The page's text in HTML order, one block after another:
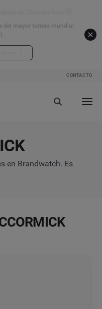
del mayor torneo mundial
CONTACTO
en Brandwatch. Es